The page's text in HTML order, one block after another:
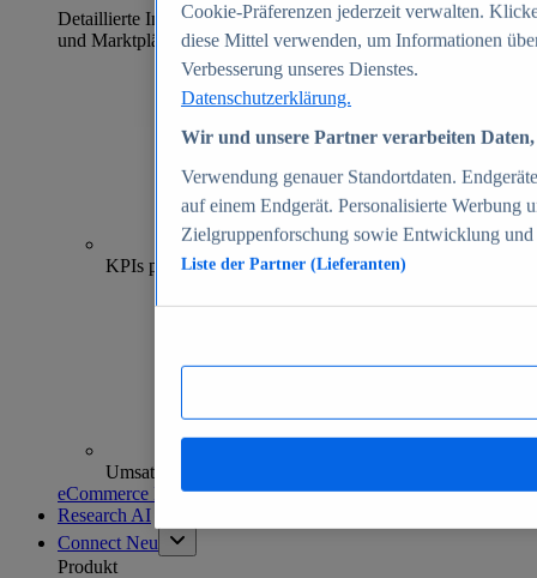
Detaillierte Informationen zu mehr als 39.000 Online-Shops
und Marktplätzen
70+
KPIs pro Shop
Umsatzanalysen und -prognosen
eCommerce Insights entdecken
Research AI
Connect Neu
Produkt
Cookie-Präferenzen jederzeit verwalten.
diese Mittel verwenden, um Informationen
Verbesserung unseres Dienstes.
Datenschutzerklärung.
Wir und unsere Partner verarbeiten
Verwendung genauer Standortdaten.
auf einem Endgerät. Personalisierte Werbung
Zielgruppenforschung sowie Entwicklung
Liste der Partner (Lieferanten)